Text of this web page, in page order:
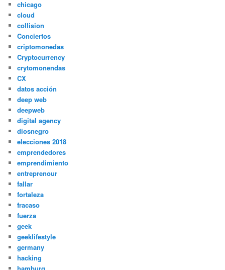
chicago
cloud
collision
Conciertos
criptomonedas
Cryptocurrency
crytomonendas
CX
datos acción
deep web
deepweb
digital agency
diosnegro
elecciones 2018
emprendedores
emprendimiento
entreprenour
fallar
fortaleza
fracaso
fuerza
geek
geeklifestyle
germany
hacking